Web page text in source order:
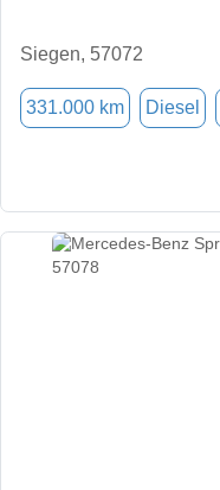
Siegen, 57072
331.000 km Diesel